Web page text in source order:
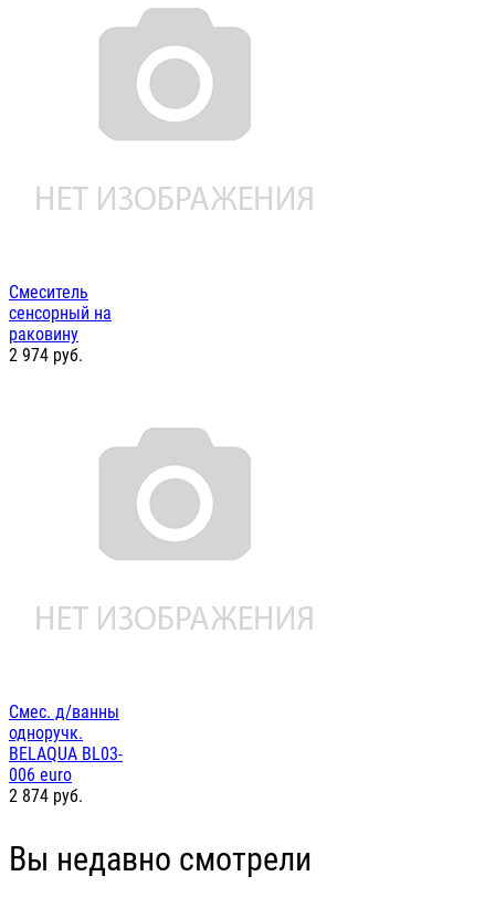
Смеситель
сенсорный на
раковину
2 974 руб.
Смес. д/ванны
одноручк.
BELAQUA BL03-
006 euro
2 874 руб.
Вы недавно смотрели